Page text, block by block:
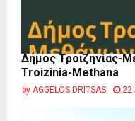
Δήμος Τροιζηνίας-
Troizinia-Methana
by AGGELOS DRITSAS 22